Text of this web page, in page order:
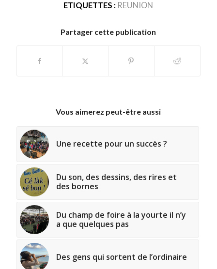
ETIQUETTES : REUNION
Partager cette publication
Vous aimerez peut-être aussi
Une recette pour un succès ?
Du son, des dessins, des rires et
des bornes
Du champ de foire à la yourte il n’y
a que quelques pas
Des gens qui sortent de l’ordinaire